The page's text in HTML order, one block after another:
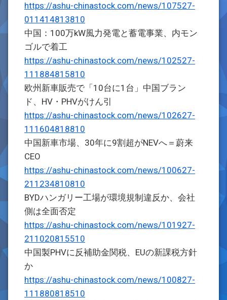
https://ashu-chinastock.com/news/107527-
011414813810
中国：100万kW風力発電と蓄電事業、内モン
ゴルで着工
https://ashu-chinastock.com/news/102527-
111884815810
欧州新車販売で「10台に1台」中国ブラン
ド、HV・PHVがけん引
https://ashu-chinastock.com/news/102627-
111604818810
中国新車市場、30年に9割超がNEVへ＝蔚来
CEO
https://ashu-chinastock.com/news/100627-
211234810810
BYDハンガリー工場が環境規制違反か、会社
側は全面否定
https://ashu-chinastock.com/news/101927-
211020815510
中国製PHVに反補助金関税、EUの新課税方針
か
https://ashu-chinastock.com/news/100827-
111880818510